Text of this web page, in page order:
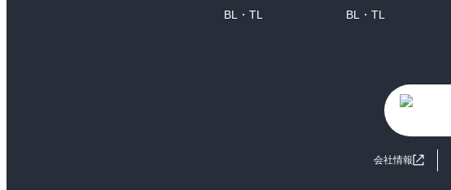
BL・TL
BL・TL
会社情報